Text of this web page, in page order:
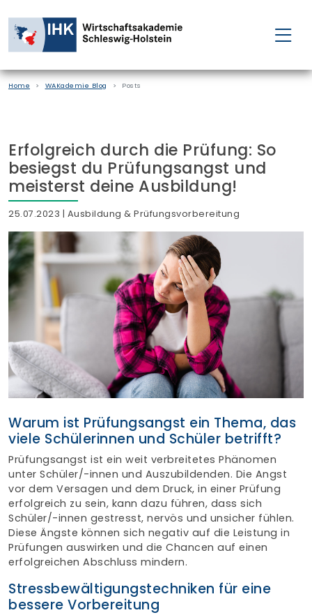
FÜR EINZELPERSONEN
FÜR UNTERNEHMEN
WAKADEMIE
ÜBER UNS
Finden Sie Ihre Weiterbildung
Home WAKademie Blog Posts
Erfolgreich durch die Prüfung: So
besiegst du Prüfungsangst und
meisterst deine Ausbildung!
25.07.2023 | Ausbildung & Prüfungsvorbereitung
Warum ist Prüfungsangst ein Thema, das
viele Schülerinnen und Schüler betrifft?
Prüfungsangst ist ein weit verbreitetes Phänomen
unter Schüler/-innen und Auszubildenden. Die Angst
vor dem Versagen und dem Druck, in einer Prüfung
erfolgreich zu sein, kann dazu führen, dass sich
Schüler/-innen gestresst, nervös und unsicher fühlen.
Diese Ängste können sich negativ auf die Leistung in
Prüfungen auswirken und die Chancen auf einen
erfolgreichen Abschluss mindern.
Stressbewältigungstechniken für eine
bessere Vorbereitung